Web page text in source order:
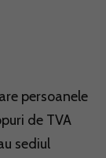
persoanele
de TVA
sediul